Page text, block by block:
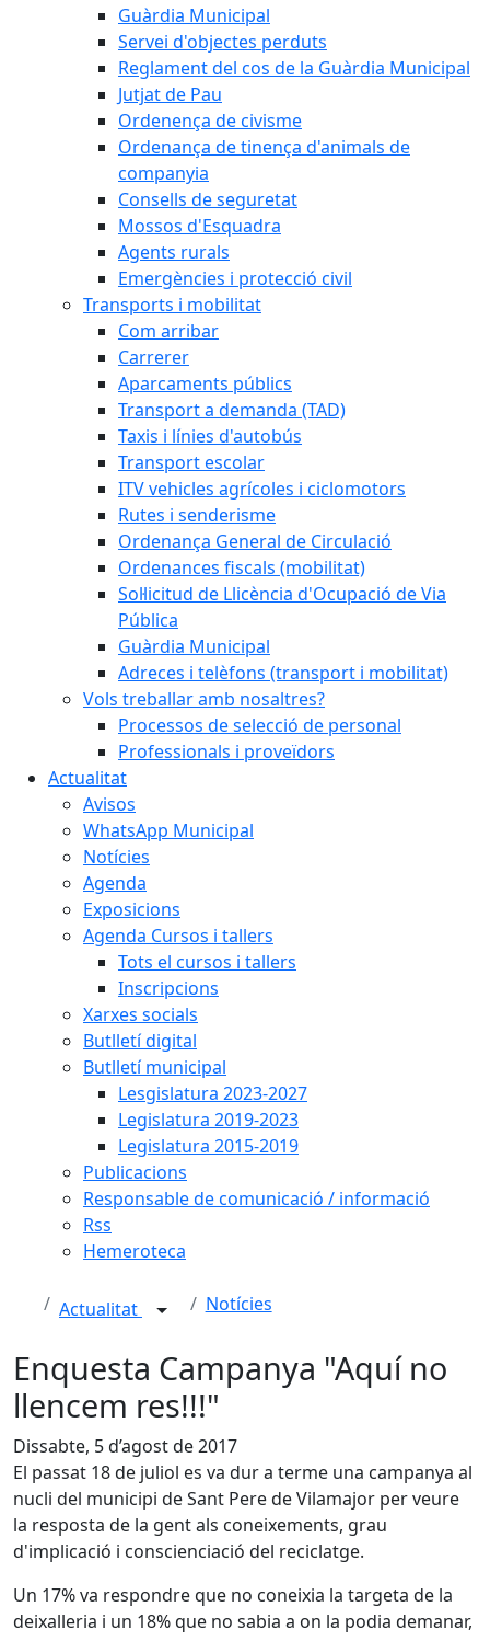
Guàrdia Municipal
Servei d'objectes perduts
Reglament del cos de la Guàrdia Municipal
Jutjat de Pau
Ordenença de civisme
Ordenança de tinença d'animals de
companyia
Consells de seguretat
Mossos d'Esquadra
Agents rurals
Emergències i protecció civil
Transports i mobilitat
Com arribar
Carrerer
Aparcaments públics
Transport a demanda (TAD)
Taxis i línies d'autobús
Transport escolar
ITV vehicles agrícoles i ciclomotors
Rutes i senderisme
Ordenança General de Circulació
Ordenances fiscals (mobilitat)
Sol·licitud de Llicència d'Ocupació de Via
Pública
Guàrdia Municipal
Adreces i telèfons (transport i mobilitat)
Vols treballar amb nosaltres?
Processos de selecció de personal
Professionals i proveïdors
Actualitat
Avisos
WhatsApp Municipal
Notícies
Agenda
Exposicions
Agenda Cursos i tallers
Tots el cursos i tallers
Inscripcions
Xarxes socials
Butlletí digital
Butlletí municipal
Lesgislatura 2023-2027
Legislatura 2019-2023
Legislatura 2015-2019
Publicacions
Responsable de comunicació / informació
Rss
Hemeroteca
Actualitat Notícies
Enquesta Campanya "Aquí no
llencem res!!!"
Dissabte, 5 d’agost de 2017
El passat 18 de juliol es va dur a terme una campanya al
nucli del municipi de Sant Pere de Vilamajor per veure
la resposta de la gent als coneixements, grau
d'implicació i conscienciació del reciclatge.
Un 17% va respondre que no coneixia la targeta de la
deixalleria i un 18% que no sabia a on la podia demanar,